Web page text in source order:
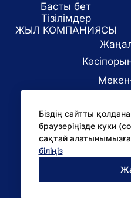
Біздің сайтты
браузеріңізде куки
сақтай алатынымызға
біліңіз
Басты бет
Тізілімдер
ЖЫЛ КОМПАНИЯСЫ
E-